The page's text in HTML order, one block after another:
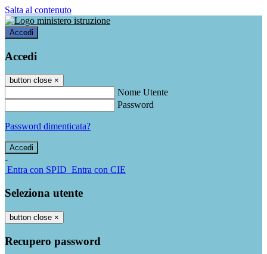
Salta al contenuto
Accedi
Accedi
button close ×
Nome Utente
Password
Password dimenticata?
-
Entra con SPID Entra con CIE
Seleziona utente
button close ×
Recupero password